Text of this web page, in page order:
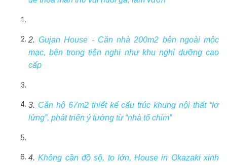
2.Gujan House - Căn nhà 200m2 bên ngoài mộc
mạc, bên trong tiện nghi như khu nghỉ dưỡng cao
cấp
3. Căn hộ 67m2 thiết kế cấu trúc khung nội thất “lơ
lửng”, phát triển ý tưởng từ “nhà tổ chim”
4.Không cần đồ sộ, to lớn, House in Okazaki xinh